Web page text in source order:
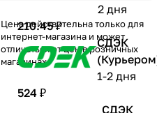
2 дня
210.45 ₽
СДЭК
1-2 дня
524 ₽
СДЭК
Цена действительна только для
интернет-магазина и может
отличаться от цен в розничных
магазинах